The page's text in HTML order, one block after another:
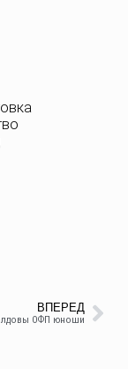
ВПЕРЕД
ОФП юноши